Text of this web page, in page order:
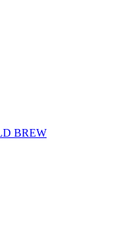
BREW